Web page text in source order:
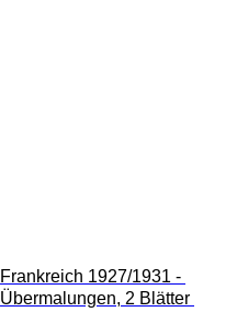
Frankreich 1927/1931 -
Übermalungen, 2 Blätter